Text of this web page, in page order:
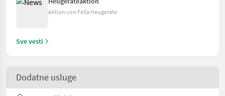
Aktion von Fella Heugeräte
Sve vesti
Dodatne usluge